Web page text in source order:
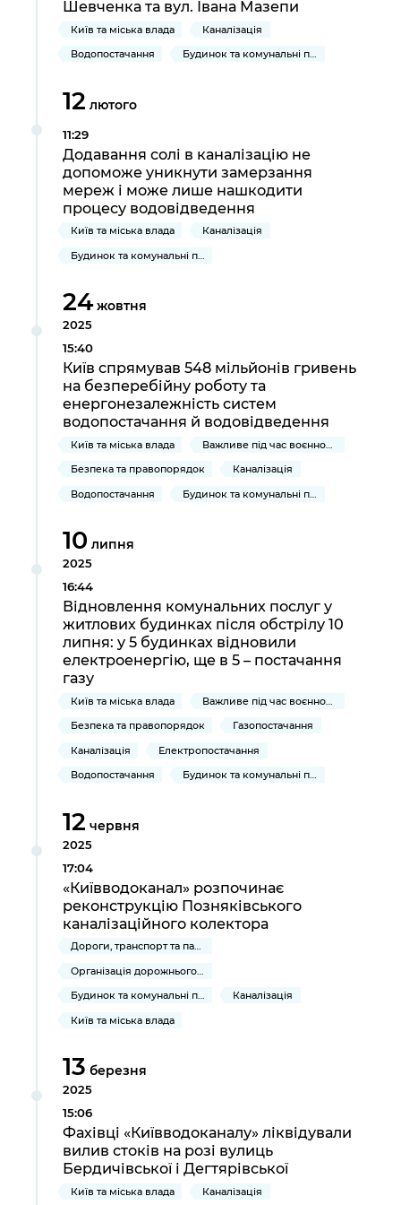
Підприємства, установи, організації
Безбар'єрність
Київська міська військова адміністрація
Портал Захисників та Захисниць
Безбар'єрність
Портал послуг
Міський застосунок Київ Цифровий
Важливе під час воєнного стану
Уряд» – місцевий рівень»
Важливе під час воєнного стану
Про відкриті дані
Портал даних Києва
Публічні дашборди
Шевченка та вул. Івана Мазепи
Київ та міська влада
Каналізація
Водопостачання
Будинок та комунальні послуги
12 лютого
11:29
Додавання солі в каналізацію не
допоможе уникнути замерзання
мереж і може лише нашкодити
процесу водовідведення
Київ та міська влада
Каналізація
Будинок та комунальні послуги
24 жовтня
2025
15:40
Київ спрямував 548 мільйонів гривень
на безперебійну роботу та
енергонезалежність систем
водопостачання й водовідведення
Київ та міська влада
Безпека та правопорядок
Каналізація
Водопостачання
10 липня
2025
16:44
Відновлення комунальних послуг у
житлових будинках після обстрілу 10
липня: у 5 будинках відновили
електроенергію, ще в 5 – постачання
газу
Київ та міська влада
Безпека та правопорядок
Газопостачання
Каналізація
Електропостачання
Водопостачання
Будинок та комунальні послуги
12 червня
2025
17:04
«Київводоканал» розпочинає
реконструкцію Позняківського
каналізаційного колектора
Дороги, транспорт та парковки
Організація дорожнього руху
Будинок та комунальні послуги
Каналізація
Київ та міська влада
13 березня
2025
15:06
Фахівці «Київводоканалу» ліквідували
вилив стоків на розі вулиць
Бердичівської і Дегтярівської
Київ та міська влада Каналізація